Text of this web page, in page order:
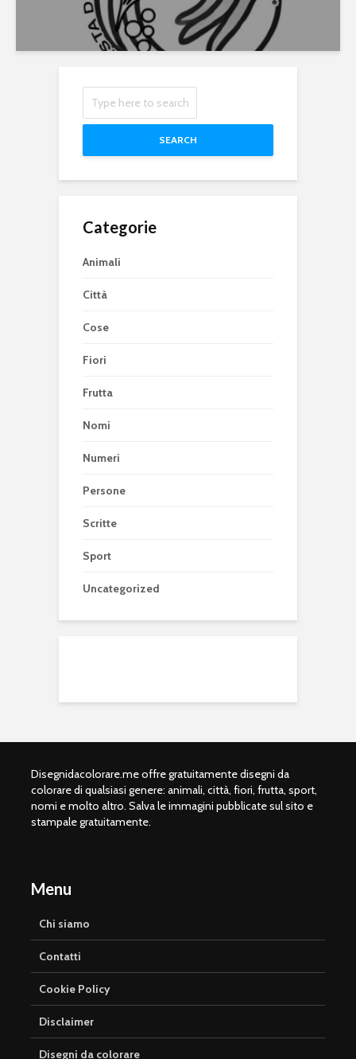
SEARCH
Categorie
Animali
Città
Cose
Fiori
Frutta
Nomi
Numeri
Persone
Scritte
Sport
Uncategorized
Disegnidacolorare.me offre gratuitamente disegni da
colorare di qualsiasi genere: animali, città, fiori, frutta, sport,
nomi e molto altro. Salva le immagini pubblicate sul sito e
stampale gratuitamente.
Menu
Chi siamo
Contatti
Cookie Policy
Disclaimer
Disegni da colorare